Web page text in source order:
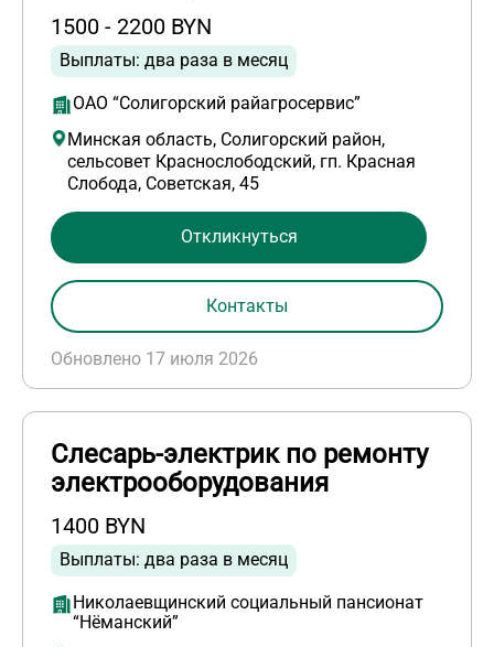
1500 - 2200 BYN
Выплаты: два раза в месяц
ОАО “Солигорский райагросервис”
Минская область, Солигорский район,
сельсовет Краснослободский, гп. Красная
Слобода, Советская, 45
Обновлено 17 июля 2026
Откликнуться
Контакты
Слесарь-электрик по ремонту
электрооборудования
1400 BYN
Выплаты: два раза в месяц
Николаевщинский социальный пансионат
“Нёманский”